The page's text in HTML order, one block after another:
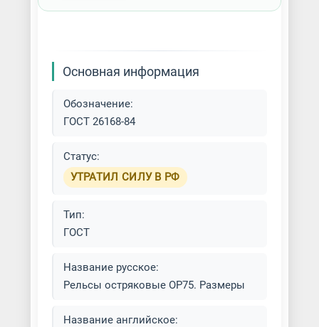
Основная информация
Обозначение:
ГОСТ 26168-84
Статус:
УТРАТИЛ СИЛУ В РФ
Тип:
ГОСТ
Название русское:
Рельсы остряковые ОР75. Размеры
Название английское: